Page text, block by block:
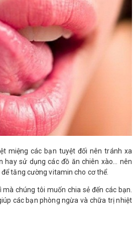
miệng các bạn tuyệt đối nên tránh xa
hay sử dụng các đồ ăn chiên xào… nên
tăng cường vitamin cho cơ thể.
chúng tôi muốn chia sẻ đến các bạn.
các bạn phòng ngừa và chữa trị nhiệt